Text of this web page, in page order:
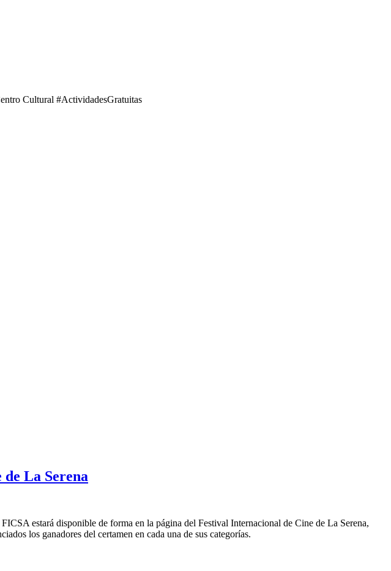
Cultural #ActividadesGratuitas
La Serena
estará disponible de forma en la página del Festival Internacional de Cine de La Serena,
los ganadores del certamen en cada una de sus categorías.